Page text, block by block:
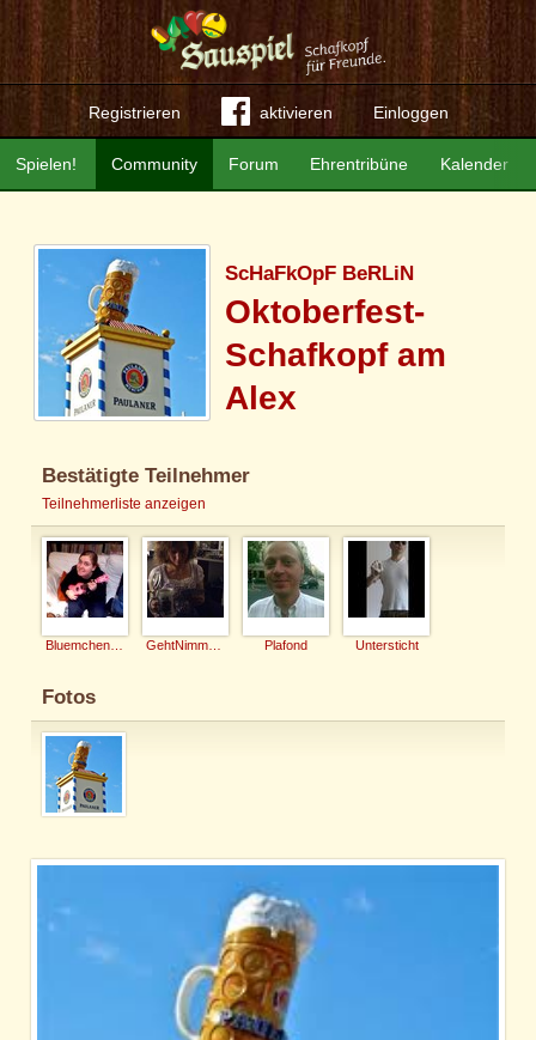
Registrieren aktivieren Einloggen
Community Forum Ehrentribüne Kalender
Spielen!
ScHaFkOpF BeRLiN
Oktoberfest-
Schafkopf am
Alex
Bestätigte Teilnehmer
Teilnehmerliste anzeigen
Plafond Untersticht
Fotos